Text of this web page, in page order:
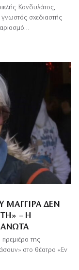
Κονδυλάτος,
γνωστός σχεδιαστής
ΜΑΓΓΊΡΑ ΔΕΝ
– Η
της
στο θέατρο «Εν